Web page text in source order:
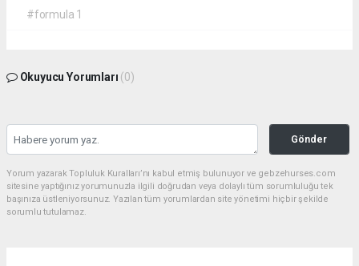
#formula 1
Okuyucu Yorumları (0)
Gönder
Yorum yazarak Topluluk Kuralları’nı kabul etmiş bulunuyor ve gebzehurses.com
sitesine yaptığınız yorumunuzla ilgili doğrudan veya dolaylı tüm sorumluluğu tek
başınıza üstleniyorsunuz. Yazılan tüm yorumlardan site yönetimi hiçbir şekilde
sorumlu tutulamaz.